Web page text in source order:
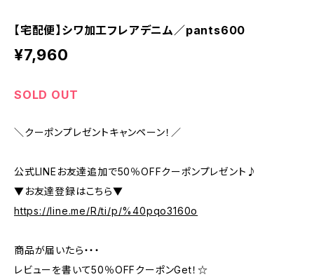
【宅配便】シワ加工フレアデニム／pants600
¥7,960
SOLD OUT
＼クーポンプレゼントキャンペーン！／
公式LINEお友達追加で50％OFFクーポンプレゼント♪
▼お友達登録はこちら▼
https://line.me/R/ti/p/%40pqo3160o
商品が届いたら・・・
レビューを書いて50％OFFクーポンGet！☆